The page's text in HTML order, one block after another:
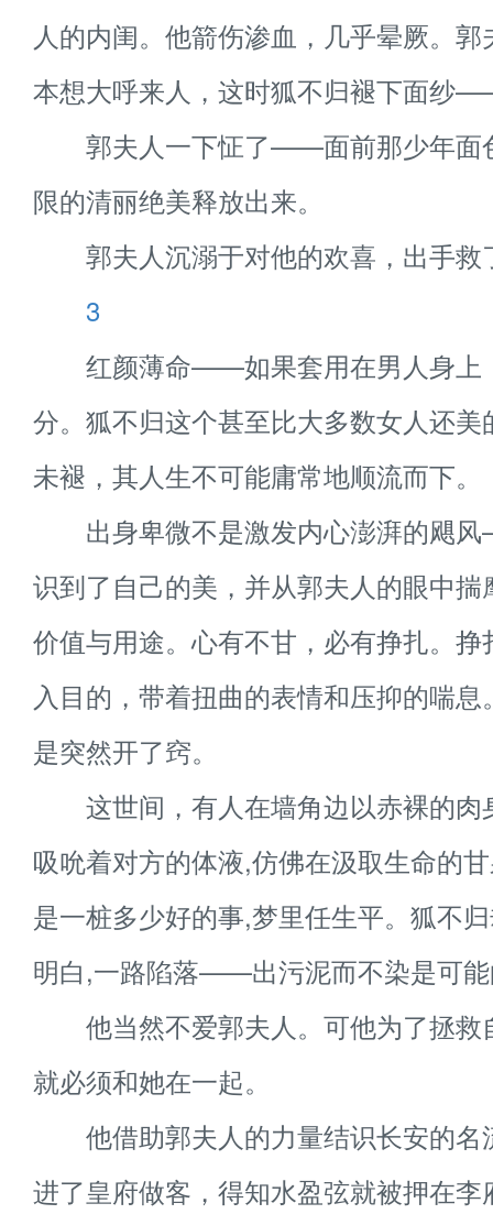
人的内闺。他箭伤渗血，几乎晕厥。
本想大呼来人，这时狐不归褪下面纱
郭夫人一下怔了——面前那少年面
限的清丽绝美释放出来。
郭夫人沉溺于对他的欢喜，出手救
3
红颜薄命——如果套用在男人身上
分。狐不归这个甚至比大多数女人还
未褪，其人生不可能庸常地顺流而下。
出身卑微不是激发内心澎湃的飓
识到了自己的美，并从郭夫人的眼中
价值与用途。心有不甘，必有挣扎。
入目的，带着扭曲的表情和压抑的喘
是突然开了窍。
这世间，有人在墙角边以赤裸的肉
吸吮着对方的体液,仿佛在汲取生命的
是一桩多少好的事,梦里任生平。狐不
明白,一路陷落——出污泥而不染是可
他当然不爱郭夫人。可他为了拯救
就必须和她在一起。
他借助郭夫人的力量结识长安的名
进了皇府做客，得知水盈弦就被押在李